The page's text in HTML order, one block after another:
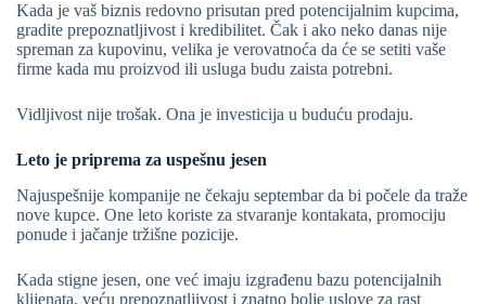
Kada je vaš biznis redovno prisutan pred potencijalnim kupcima,
gradite prepoznatljivost i kredibilitet. Čak i ako neko danas nije
spreman za kupovinu, velika je verovatnoća da će se setiti vaše
firme kada mu proizvod ili usluga budu zaista potrebni.
Vidljivost nije trošak. Ona je investicija u buduću prodaju.
Leto je priprema za uspešnu jesen
Najuspešnije kompanije ne čekaju septembar da bi počele da traže
nove kupce. One leto koriste za stvaranje kontakata, promociju
ponude i jačanje tržišne pozicije.
Kada stigne jesen, one već imaju izgrađenu bazu potencijalnih
klijenata, veću prepoznatljivost i znatno bolje uslove za rast